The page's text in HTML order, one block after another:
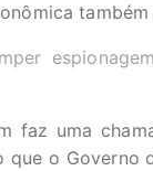
também
faz uma
o